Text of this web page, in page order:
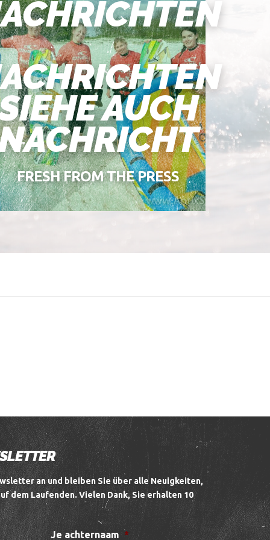
AUCH
FRESH FROM THE PRESS
an und bleiben Sie über alle Neuigkeiten,
dem Laufenden.Vielen Dank, Sie erhalten 10
Je achternaam *